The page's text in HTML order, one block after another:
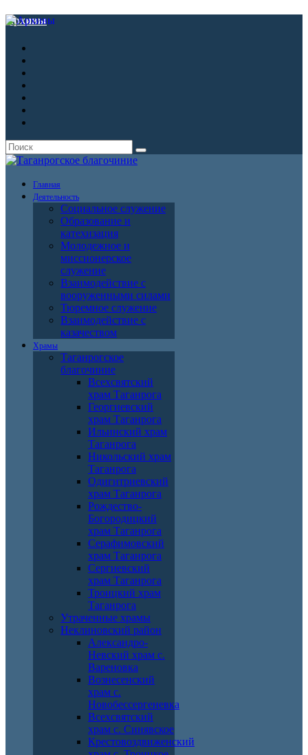
Архивы
Главная
Деятельность
Социальное служение
Образование и
катехизация
Молодежное и
миссионерское
служение
Взаимодействие с
вооруженными силами
Тюремное служение
Взаимодействие с
казачеством
Храмы
Таганрогское
благочиние
Всехсвятский
храм Таганрога
Георгиевский
храм Таганрога
Ильинский храм
Таганрога
Никольский храм
Таганрога
Одигитриевский
храм Таганрога
Рождество-
Богородицкий
храм Таганрога
Серафимовский
храм Таганрога
Сергиевский
храм Таганрога
Троицкий храм
Таганрога
Утраченные храмы
Неклиновский район
Александро-
Невский храм с.
Вареновка
Вознесенский
храм с.
Новобессергеневка
Всехсвятский
храм с. Синявское
Крестовоздвиженский